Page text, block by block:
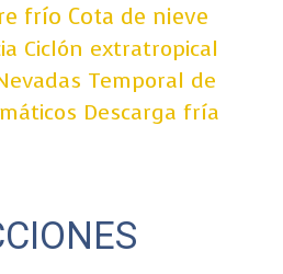
frío Cota de nieve
Ciclón extratropical
Temporal de
Descarga fría